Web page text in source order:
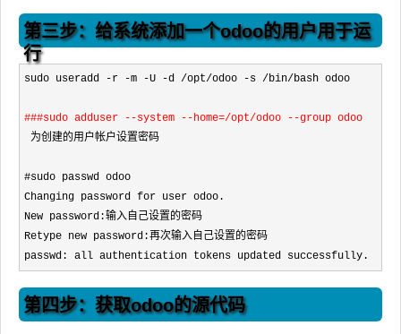
第三步：给系统添加一个odoo的用户用于运
行
sudo useradd -r -m -U -d /opt/odoo -s /bin/bash odoo
###sudo adduser --system --home=/opt/odoo --group odoo
为创建的用户帐户设置密码
#sudo passwd odoo
Changing password for user odoo.
New password:输入自己设置的密码
Retype new password:再次输入自己设置的密码
passwd: all authentication tokens updated successfully.
第四步：获取odoo的源代码